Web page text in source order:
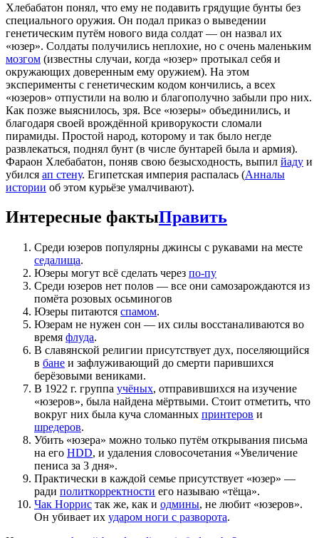
Хлебабатон понял, что ему не подавить грядущие бунты без
специального оружия. Он подал приказ о выведении
генетическим путём нового вида солдат — он назвал их
«юзер». Солдаты получились неплохие, но с очень маленьким
мозгом (известны случаи, когда «юзер» протыкал себя и
окружающих доверенным ему оружием). На этом
эксперименты с генетическим кодом кончились, а всех
«юзеров» отпустили на волю и благополучно забыли про них.
Как позже выяснилось, зря. Все «юзеры» объединились, и
благодаря своей врождённой криворукости сломали
пирамиды. Простой народ, которому и так было негде
развлекаться, поднял бунт (в числе бунтарей была и армия).
Фараон Хлебабатон, поняв свою безысходность, выпил йаду и
убился ап стену. Египетская империя распалась (Анналы
истории об этом курьёзе умалчивают).
Интересные фактыПравить
Среди юзеров популярны джинсы с рукавами на месте
седалища.
Юзеры могут всё сделать через по-пу
Среди юзеров нет полов — все они самозарождаются из
помёта розовых осьминогов
Юзеры питаются спамом.
Юзерам не нужен сон — их силы восстаналиваются во
время флуда.
В славянской религии присутствует дух, поселяющийся
в бане и зафлуживающий до смерти парившихся
берёзовыми вениками.
В 1922 г. группа учёных, отправившихся на изучение
«юзеров», была найдена мёртвыми. Стоит отметить, что
вокруг них была куча сломанных принтеров и
шредеров.
Убить «юзера» можно только путём открывания письма
на его HDD, и удаления словосочетания «Увеличение
пениса за 3 дня».
Практически в каждой семье присутствует «юзер» —
ради политкорректности его называю «тёща».
Чак Норрис так же, как и одмины, не любит «юзеров».
Он убивает их ударом ноги с разворота.